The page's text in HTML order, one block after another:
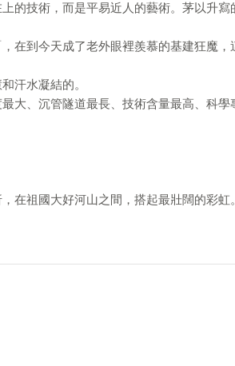
的技術，而是平易近人的藝術。茅以升寫
在到今天成了老外眼裡羨慕的基建狂魔，
汗水凝結的。
大、沉管隧道最長、技術含量最高、科學
在祖國大好河山之間，搭起最壯闊的彩虹。